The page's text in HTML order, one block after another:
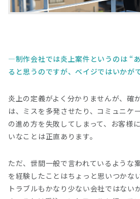
制作会社では炎上案件というのは “
ると思うのですが、ベイジではいかが
炎上の定義がよく分かりませんが、確
は、ミスを多発させたり、コミュニケ
の進め方を失敗してしまって、お客様
いなことは正直あります。
ただ、世間一般で言われているような
を経験したことはちょっと思いつかな
トラブルもかなり少ない会社ではない